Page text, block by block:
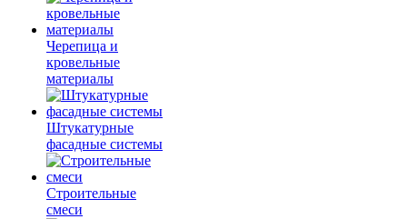
Черепица и
кровельные
материалы
Штукатурные
фасадные системы
Строительные
смеси